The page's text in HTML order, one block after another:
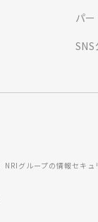
パ
NRIグループの情報セキ